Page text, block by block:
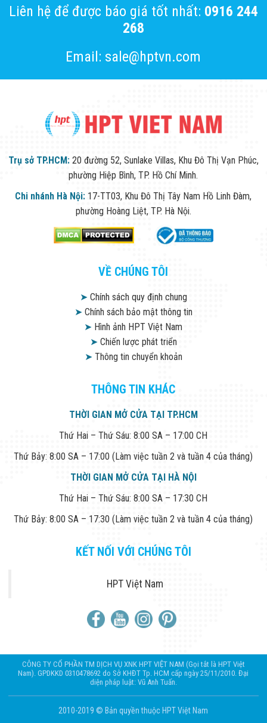
Liên hệ để được báo giá tốt nhất: 0916 244
268
Email: sale@hptvn.com
Trụ sở TP.HCM: 20 đường 52, Sunlake Villas, Khu Đô Thị Vạn Phúc,
phường Hiệp Bình, TP. Hồ Chí Minh.
Chi nhánh Hà Nội: 17-TT03, Khu Đô Thị Tây Nam Hồ Linh Đàm,
phường Hoàng Liệt, TP. Hà Nội.
VỀ CHÚNG TÔI
➤Chính sách quy định chung
➤Chính sách bảo mật thông tin
➤ Hình ảnh HPT Việt Nam
➤Chiến lược phát triển
➤Thông tin chuyển khoản
THÔNG TIN KHÁC
THỜI GIAN MỞ CỬA TẠI TP.HCM
Thứ Hai – Thứ Sáu: 8:00 SA – 17:00 CH
Thứ Bảy: 8:00 SA – 17:00 (Làm việc tuần 2 và tuần 4 của tháng)
THỜI GIAN MỞ CỬA TẠI HÀ NỘI
Thứ Hai – Thứ Sáu: 8:00 SA – 17:30 CH
Thứ Bảy: 8:00 SA – 17:30 (Làm việc tuần 2 và tuần 4 của tháng)
KẾT NỐI VỚI CHÚNG TÔI
HPT Việt Nam
CÔNG TY CỔ PHẦN TM DỊCH VỤ XNK HPT VIỆT NAM (Gọi tắt là HPT Việt
Nam). GPDKKD 0310478692 do Sở KHĐT Tp. HCM cấp ngày 25/11/2010. Đại
diện pháp luật: Vũ Anh Tuấn.
2010-2019 © Bản quyền thuộc HPT Việt Nam